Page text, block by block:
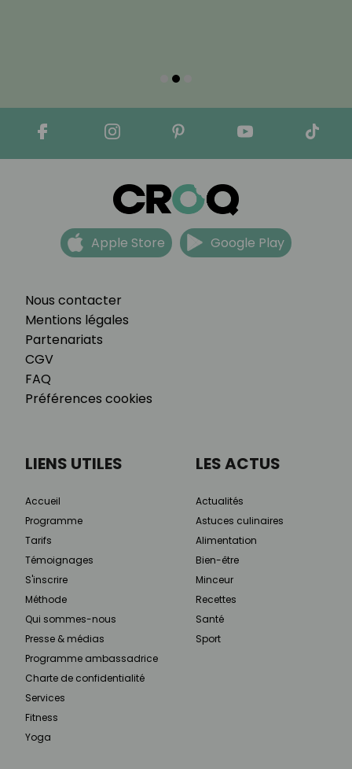
Nous contacter
Mentions légales
Partenariats
CGV
FAQ
Préférences cookies
Apple Store Google Play
LIENS UTILES
Accueil
Programme
Tarifs
Témoignages
S'inscrire
Méthode
Qui sommes-nous
Presse & médias
Programme ambassadrice
Charte de confidentialité
Services
Fitness
Yoga
LES ACTUS
Actualités
Astuces culinaires
Alimentation
Bien-être
Minceur
Recettes
Santé
Sport